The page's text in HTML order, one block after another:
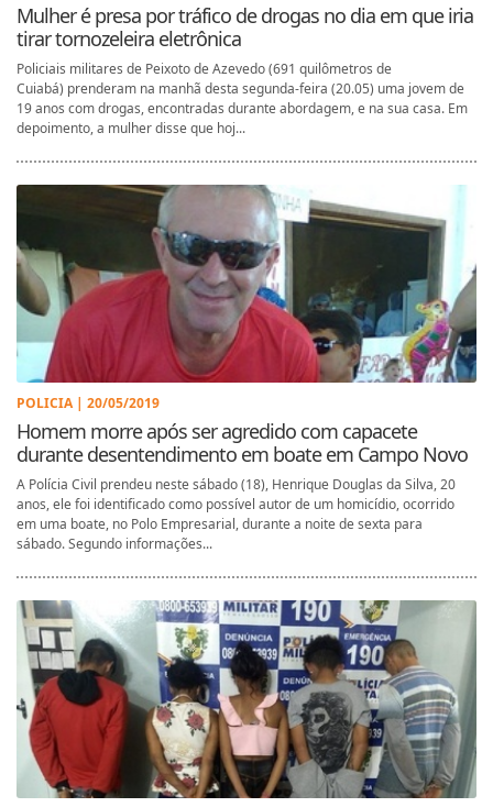
Mulher é presa por tráfico de drogas no dia em que iria
tirar tornozeleira eletrônica
Policiais militares de Peixoto de Azevedo (691 quilômetros de
Cuiabá) prenderam na manhã desta segunda-feira (20.05) uma jovem de
19 anos com drogas, encontradas durante abordagem, e na sua casa. Em
depoimento, a mulher disse que hoj...
POLICIA | 20/05/2019
Homem morre após ser agredido com capacete
durante desentendimento em boate em Campo Novo
A Polícia Civil prendeu neste sábado (18), Henrique Douglas da Silva, 20
anos, ele foi identificado como possível autor de um homicídio, ocorrido
em uma boate, no Polo Empresarial, durante a noite de sexta para
sábado. Segundo informações...